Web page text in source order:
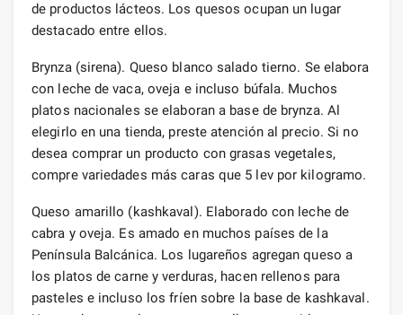
de productos lácteos. Los quesos ocupan un lugar
destacado entre ellos.
Brynza (sirena). Queso blanco salado tierno. Se elabora
con leche de vaca, oveja e incluso búfala. Muchos
platos nacionales se elaboran a base de brynza. Al
elegirlo en una tienda, preste atención al precio. Si no
desea comprar un producto con grasas vegetales,
compre variedades más caras que 5 lev por kilogramo.
Queso amarillo (kashkaval). Elaborado con leche de
cabra y oveja. Es amado en muchos países de la
Península Balcánica. Los lugareños agregan queso a
los platos de carne y verduras, hacen rellenos para
pasteles e incluso los fríen sobre la base de kashkaval.